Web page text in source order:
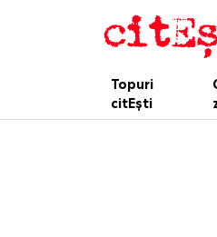
Topuri
citEști